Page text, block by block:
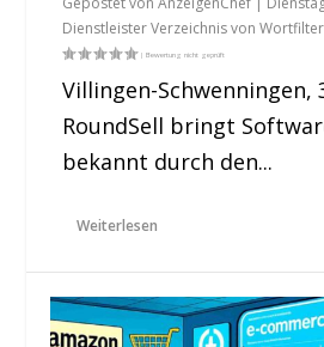
Dienstleister Verzeichnis von Wortfilter
Villingen-Schwenningen,
RoundSell bringt
bekannt durch den...
Weiterlesen